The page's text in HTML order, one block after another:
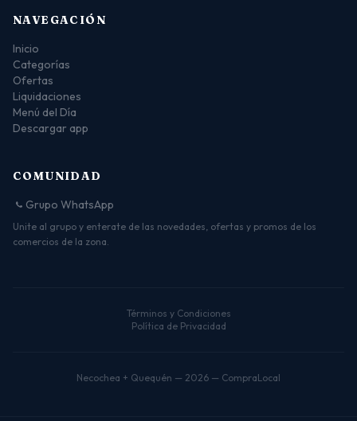
NAVEGACIÓN
Inicio
Categorías
Ofertas
Liquidaciones
Menú del Día
Descargar app
COMUNIDAD
Grupo WhatsApp
Unite al grupo y enterate de las novedades, ofertas y promos de los
comercios de la zona.
Términos y Condiciones
Política de Privacidad
Necochea + Quequén — 2026 — CompraLocal